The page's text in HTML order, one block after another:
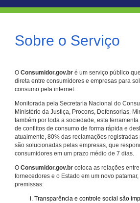
Sobre o Serviço
O Consumidor.gov.br é um serviço público
direta entre consumidores e empresas para
consumo pela internet.
Monitorada pela Secretaria Nacional do
Ministério da Justiça, Procons, Defensorias,
também por toda a sociedade, esta
de conflitos de consumo de forma rápida e
atualmente, 80% das reclamações registradas
são solucionadas pelas empresas, que
consumidores em um prazo médio de 7 dias.
O Consumidor.gov.br coloca as relações
fornecedores e o Estado em um novo
premissas:
Transparência e controle social são